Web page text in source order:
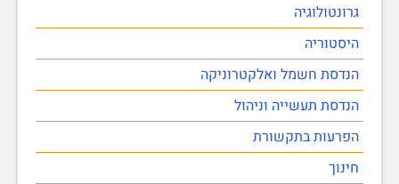
גרונטולוגיה
היסטוריה
הנדסת חשמל ואלקטרוניקה
הנדסת תעשייה וניהול
הפרעות בתקשורת
חינוך